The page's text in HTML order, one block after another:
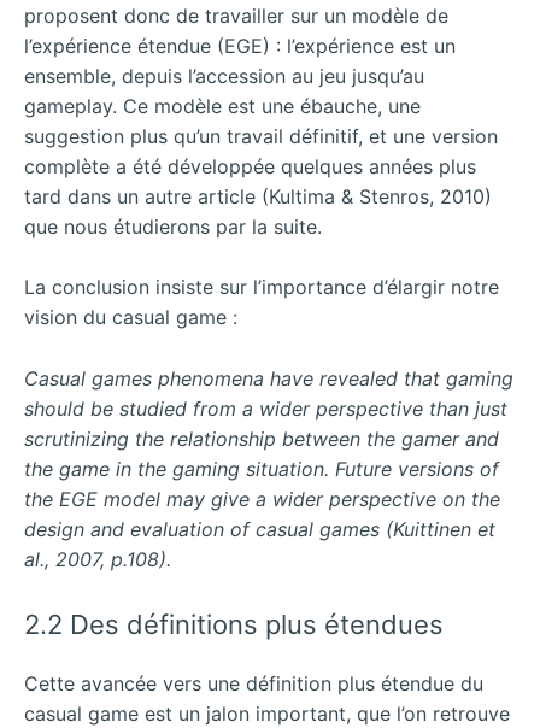
proposent donc de travailler sur un modèle de
l’expérience étendue (EGE) : l’expérience est un
ensemble, depuis l’accession au jeu jusqu’au
gameplay. Ce modèle est une ébauche, une
suggestion plus qu’un travail définitif, et une version
complète a été développée quelques années plus
tard dans un autre article (Kultima & Stenros, 2010)
que nous étudierons par la suite.
La conclusion insiste sur l’importance d’élargir notre
vision du casual game :
Casual games phenomena have revealed that gaming
should be studied from a wider perspective than just
scrutinizing the relationship between the gamer and
the game in the gaming situation. Future versions of
the EGE model may give a wider perspective on the
design and evaluation of casual games (Kuittinen et
al., 2007, p.108).
2.2 Des définitions plus étendues
Cette avancée vers une définition plus étendue du
casual game est un jalon important, que l’on retrouve